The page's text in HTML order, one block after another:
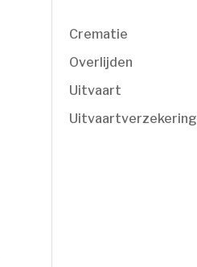
Crematie
Overlijden
Uitvaart
Uitvaartverzekering